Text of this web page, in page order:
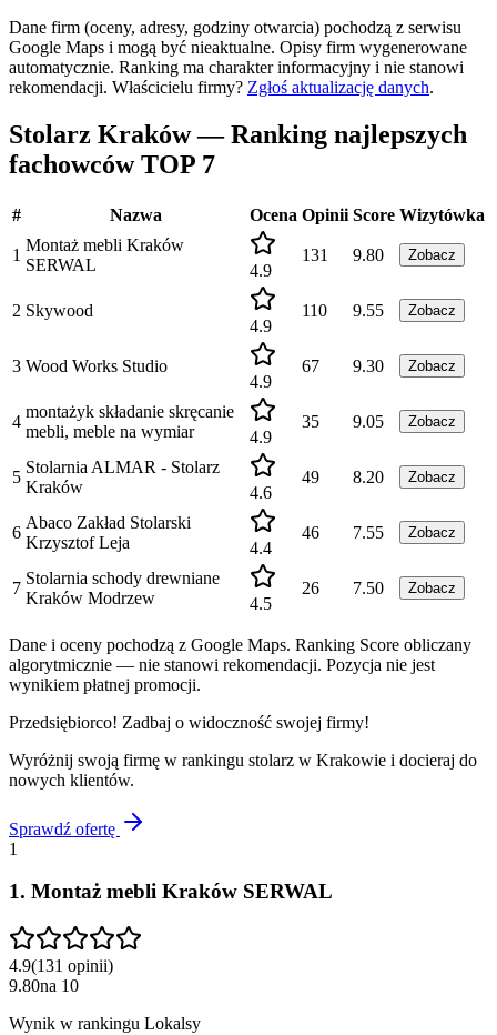
Dane firm (oceny, adresy, godziny otwarcia) pochodzą z serwisu
Google Maps i mogą być nieaktualne. Opisy firm wygenerowane
automatycznie. Ranking ma charakter informacyjny i nie stanowi
rekomendacji. Właścicielu firmy? Zgłoś aktualizację danych.
Stolarz Kraków — Ranking najlepszych
fachowców TOP 7
# Nazwa Ocena Opinii Score Wizytówka
1
Montaż mebli Kraków
SERWAL
4.9
131 9.80 Zobacz
2 Skywood
4.9
110 9.55 Zobacz
3 Wood Works Studio
4.9
67 9.30 Zobacz
4
montażyk składanie skręcanie
mebli, meble na wymiar
4.9
35 9.05 Zobacz
5
Stolarnia ALMAR - Stolarz
Kraków
4.6
49 8.20 Zobacz
6
Abaco Zakład Stolarski
Krzysztof Leja
4.4
46 7.55 Zobacz
7
Stolarnia schody drewniane
Kraków Modrzew
4.5
26 7.50 Zobacz
Dane i oceny pochodzą z Google Maps. Ranking Score obliczany
algorytmicznie — nie stanowi rekomendacji. Pozycja nie jest
wynikiem płatnej promocji.
Przedsiębiorco! Zadbaj o widoczność swojej firmy!
Wyróżnij swoją firmę w rankingu stolarz w Krakowie i docieraj do
nowych klientów.
Sprawdź ofertę
1
1. Montaż mebli Kraków SERWAL
4.9(131 opinii)
9.80na 10
Wynik w rankingu Lokalsy